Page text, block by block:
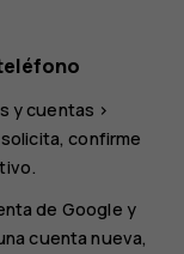
y cuentas >
solicita, confirme
de Google y
cuenta nueva,